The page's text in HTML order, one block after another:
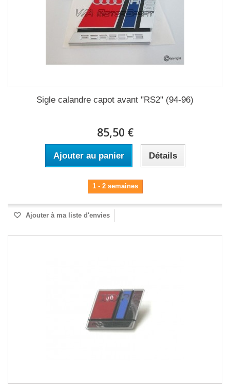
Sigle calandre capot avant "RS2" (94-96)
85,50 €
Ajouter au panier Détails
1 - 2 semaines
Ajouter à ma liste d'envies